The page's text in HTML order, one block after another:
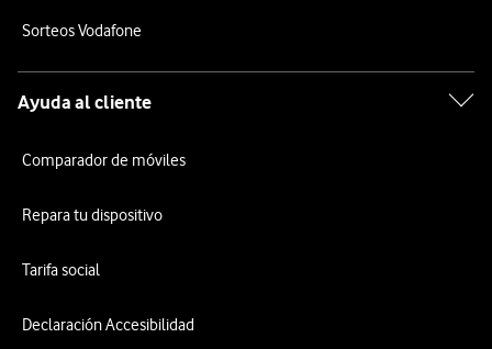
Sorteos Vodafone
Ayuda al cliente
Comparador de móviles
Repara tu dispositivo
Tarifa social
Declaración Accesibilidad